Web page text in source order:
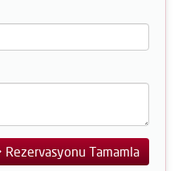
Rezervasyonu Tamamla